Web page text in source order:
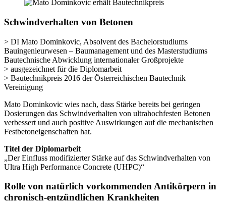
Schwindverhalten von Betonen
> DI Mato Dominkovic, Absolvent des Bachelorstudiums
Bauingenieurwesen – Baumanagement und des Masterstudiums
Bautechnische Abwicklung internationaler Großprojekte
> ausgezeichnet für die Diplomarbeit
> Bautechnikpreis 2016 der Österreichischen Bautechnik
Vereinigung
Mato Dominkovic wies nach, dass Stärke bereits bei geringen
Dosierungen das Schwindverhalten von ultrahochfesten Betonen
verbessert und auch positive Auswirkungen auf die mechanischen
Festbetoneigenschaften hat.
Titel der Diplomarbeit
„Der Einfluss modifizierter Stärke auf das Schwindverhalten von
Ultra High Performance Concrete (UHPC)“
Rolle von natürlich vorkommenden Antikörpern in
chronisch-entzündlichen Krankheiten